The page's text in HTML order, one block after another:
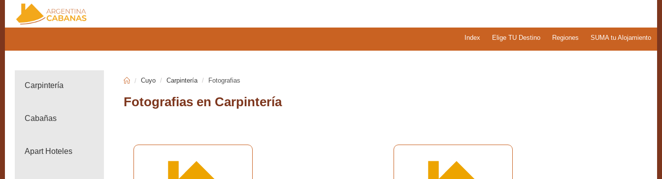
Index Elige TU Destino Regiones SUMA tu Alojamiento
Carpintería
Cabañas
Apart Hoteles
Cuyo Carpintería Fotografias
Fotografias en Carpintería